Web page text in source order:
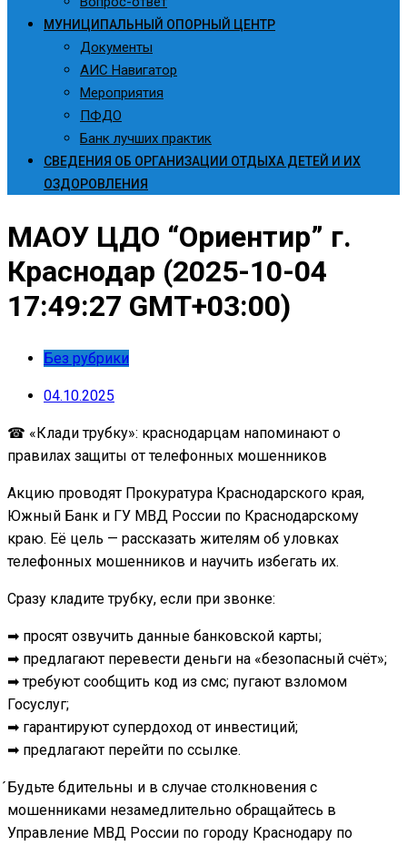
МУНИЦИПАЛЬНЫЙ ОПОРНЫЙ ЦЕНТР
Документы
АИС Навигатор
Мероприятия
ПФДО
Банк лучших практик
СВЕДЕНИЯ ОБ ОРГАНИЗАЦИИ ОТДЫХА ДЕТЕЙ И ИХ
ОЗДОРОВЛЕНИЯ
МАОУ ЦДО “Ориентир” г.
Краснодар (2025-10-04
17:49:27 GMT+03:00)
Без рубрики
04.10.2025
☎ «Клади трубку»: краснодарцам напоминают о
правилах защиты от телефонных мошенников
Акцию проводят Прокуратура Краснодарского края,
Южный Банк и ГУ МВД России по Краснодарскому
краю. Её цель — рассказать жителям об уловках
телефонных мошенников и научить избегать их.
Сразу кладите трубку, если при звонке:
➡ просят озвучить данные банковской карты;
➡ предлагают перевести деньги на «безопасный счёт»;
➡ требуют сообщить код из смс; пугают взломом
Госуслуг;
➡ гарантируют супердоход от инвестиций;
➡ предлагают перейти по ссылке.
́Будьте бдительны и в случае столкновения с
мошенниками незамедлительно обращайтесь в
Управление МВД России по городу Краснодару по